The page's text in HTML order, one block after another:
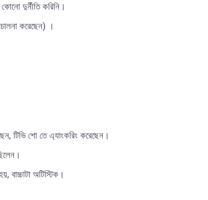
দুর্নীতি করিনি।
করেছেন) ।
টিভি শো তে এ্যাংকরিং করেছেন।
বাচ্চাটা অটিস্টিক।